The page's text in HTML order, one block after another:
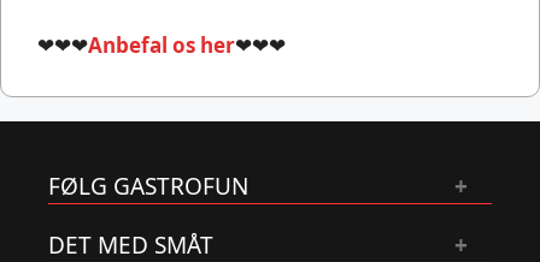
❤❤❤Anbefal os her❤❤❤
FØLG GASTROFUN
DET MED SMÅT